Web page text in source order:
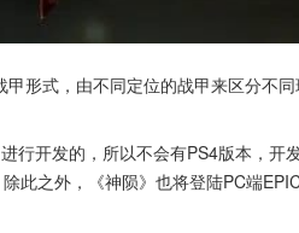
形式，由不同定位的战甲来区分不
行开发的，所以不会有PS4版本，开
此之外，《神陨》也将登陆PC端